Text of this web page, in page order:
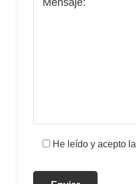
He leído y acepto la